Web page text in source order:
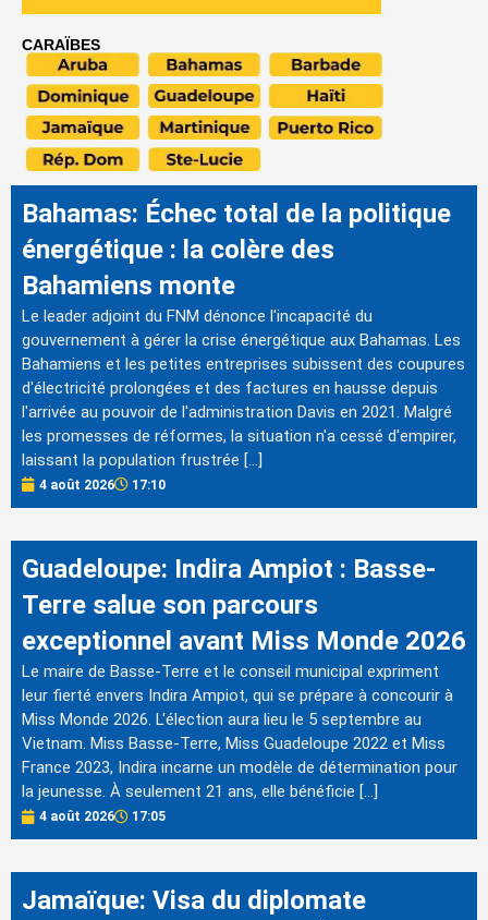
CARAÏBES
Bahamas: Échec total de la politique
énergétique : la colère des
Bahamiens monte
Le leader adjoint du FNM dénonce l'incapacité du
gouvernement à gérer la crise énergétique aux Bahamas. Les
Bahamiens et les petites entreprises subissent des coupures
d'électricité prolongées et des factures en hausse depuis
l'arrivée au pouvoir de l'administration Davis en 2021. Malgré
les promesses de réformes, la situation n'a cessé d'empirer,
laissant la population frustrée […]
4 août 2026 17:10
Guadeloupe: Indira Ampiot : Basse-
Terre salue son parcours
exceptionnel avant Miss Monde 2026
Le maire de Basse-Terre et le conseil municipal expriment
leur fierté envers Indira Ampiot, qui se prépare à concourir à
Miss Monde 2026. L'élection aura lieu le 5 septembre au
Vietnam. Miss Basse-Terre, Miss Guadeloupe 2022 et Miss
France 2023, Indira incarne un modèle de détermination pour
la jeunesse. À seulement 21 ans, elle bénéficie […]
4 août 2026 17:05
Jamaïque: Visa du diplomate